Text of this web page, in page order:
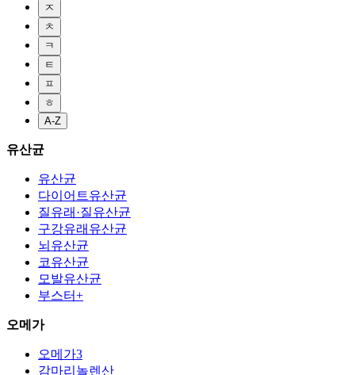
ㅈ
ㅊ
ㅋ
ㅌ
ㅍ
ㅎ
A-Z
유산균
유산균
다이어트유산균
질유래·질유산균
구강유래유산균
뇌유산균
코유산균
모발유산균
부스터+
오메가
오메가3
감마리놀렌산